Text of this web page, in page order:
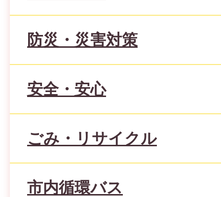
防災・災害対策
安全・安心
ごみ・リサイクル
市内循環バス